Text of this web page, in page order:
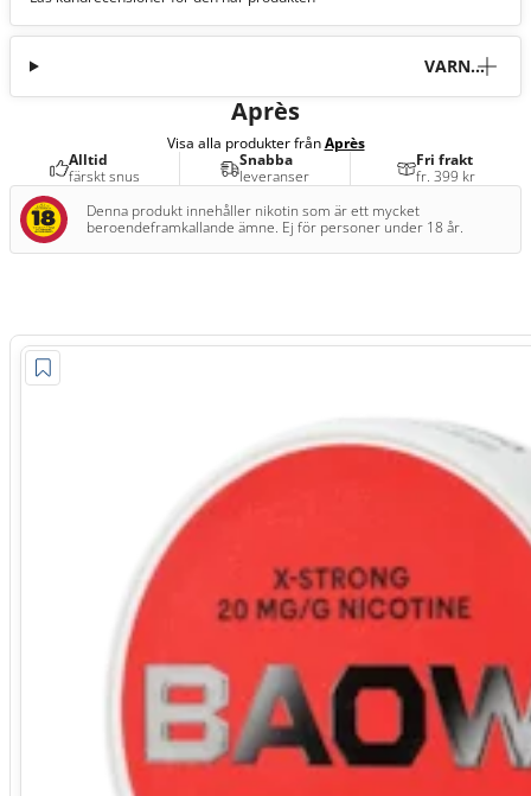
VARNI
Après
Visa alla produkter frånAprès
Alltid
färskt snus
Snabba
leveranser
Fri frakt
fr. 399 kr
Denna produkt innehåller nikotin som är ett mycket
beroendeframkallande ämne. Ej för personer under 18 år.